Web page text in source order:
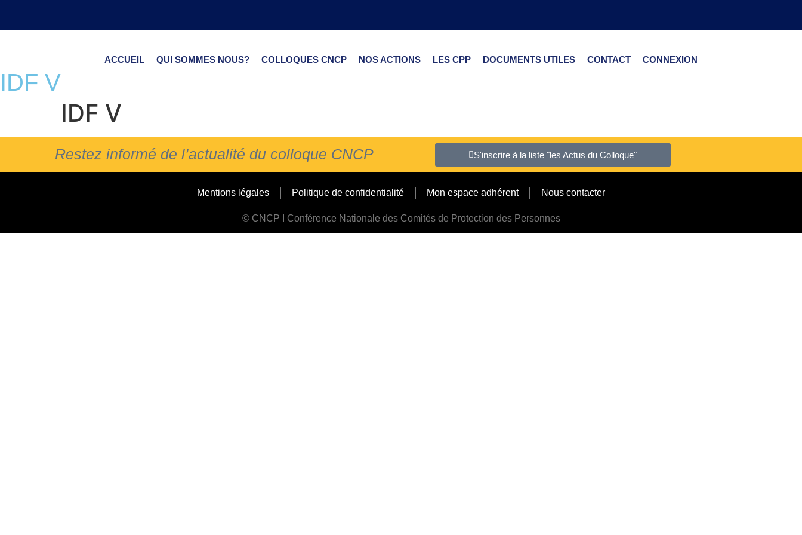
ACCUEIL QUI SOMMES NOUS? COLLOQUES CNCP NOS ACTIONS LES CPP DOCUMENTS UTILES CONTACT CONNEXION
IDF V
IDF V
Restez informé de l’actualité du colloque CNCP S'inscrire à la liste "les Actus du Colloque"
Mentions légales Politique de confidentialité Mon espace adhérent Nous contacter
© CNCP I Conférence Nationale des Comités de Protection des Personnes